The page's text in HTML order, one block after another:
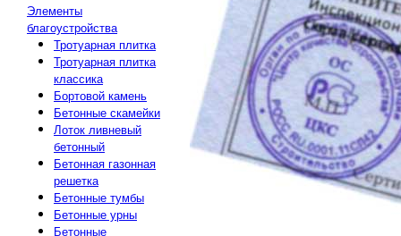
Элементы
благоустройства
Тротуарная плитка
Тротуарная плитка
классика
Бортовой камень
Бетонные скамейки
Лоток ливневый
бетонный
Бетонная газонная
решетка
Бетонные тумбы
Бетонные урны
Бетонные